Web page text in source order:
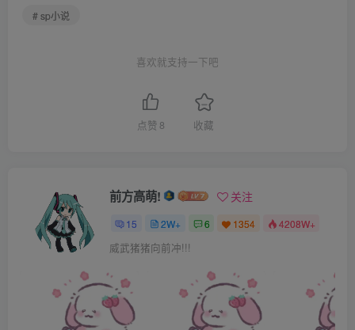
# sp小说
喜欢就支持一下吧
点赞 8 收藏
前方高萌! 关注
15 2W+ 6 1354 4208W+
威武猪猪向前冲!!!